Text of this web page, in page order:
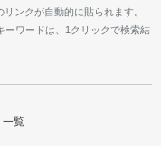
ンクが自動的に貼られます。
ーワードは、1クリックで検索結
一覧